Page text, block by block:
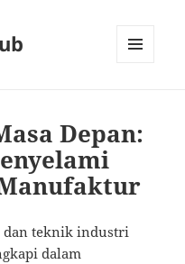
Depan:
dan teknik industri
dalam